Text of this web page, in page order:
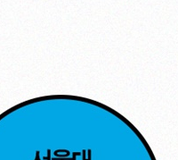
미
건강 수명